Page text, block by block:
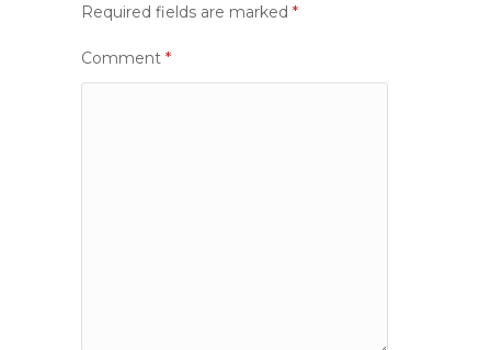
Required fields are marked *
Comment *